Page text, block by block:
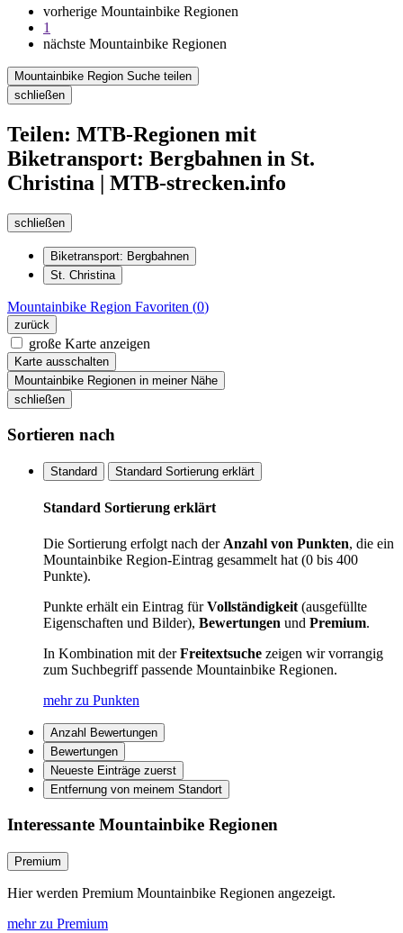
vorherige Mountainbike Regionen
1
nächste Mountainbike Regionen
Mountainbike Region Suche teilen
schließen
Teilen: MTB-Regionen mit
Biketransport: Bergbahnen in St.
Christina | MTB-strecken.info
schließen
Biketransport: Bergbahnen
St. Christina
Mountainbike Region Favoriten (0)
zurück
große Karte anzeigen
Karte ausschalten
Mountainbike Regionen in meiner Nähe
schließen
Sortieren nach
Standard Standard Sortierung erklärt
Standard Sortierung erklärt
Die Sortierung erfolgt nach der Anzahl von Punkten, die ein
Mountainbike Region-Eintrag gesammelt hat (0 bis 400
Punkte).
Punkte erhält ein Eintrag fürVollständigkeit (ausgefüllte
Eigenschaften und Bilder), Bewertungen und Premium.
In Kombination mit derFreitextsuche zeigen wir vorrangig
zum Suchbegriff passende Mountainbike Regionen.
mehr zu Punkten
Anzahl Bewertungen
Bewertungen
Neueste Einträge zuerst
Entfernung von meinem Standort
Interessante Mountainbike Regionen
Premium
Hier werden Premium Mountainbike Regionen angezeigt.
mehr zu Premium